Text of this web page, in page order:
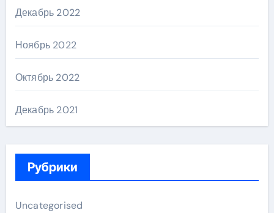
Декабрь 2022
Ноябрь 2022
Октябрь 2022
Декабрь 2021
Рубрики
Uncategorised